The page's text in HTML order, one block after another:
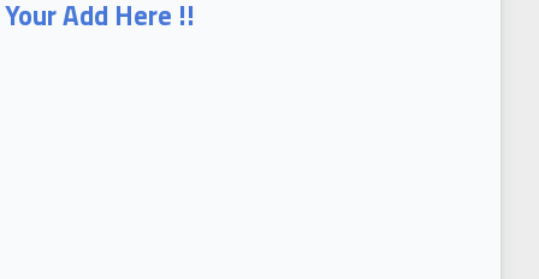
Your Add Here !!